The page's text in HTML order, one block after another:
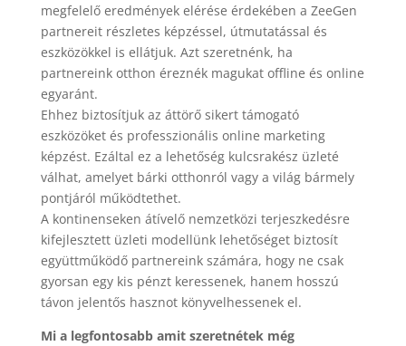
megfelelő eredmények elérése érdekében a ZeeGen
partnereit részletes képzéssel, útmutatással és
eszközökkel is ellátjuk. Azt szeretnénk, ha
partnereink otthon éreznék magukat offline és online
egyaránt.
Ehhez biztosítjuk az áttörő sikert támogató
eszközöket és professzionális online marketing
képzést. Ezáltal ez a lehetőség kulcsrakész üzleté
válhat, amelyet bárki otthonról vagy a világ bármely
pontjáról működtethet.
A kontinenseken átívelő nemzetközi terjeszkedésre
kifejlesztett üzleti modellünk lehetőséget biztosít
együttműködő partnereink számára, hogy ne csak
gyorsan egy kis pénzt keressenek, hanem hosszú
távon jelentős hasznot könyvelhessenek el.
Mi a legfontosabb amit szeretnétek még